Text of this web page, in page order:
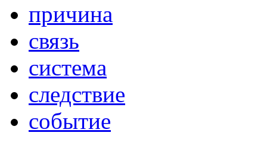
причина
связь
система
следствие
событие